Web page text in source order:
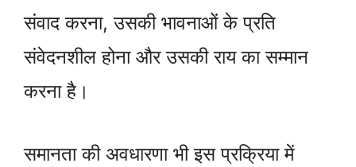
संवाद करना, उसकी भावनाओं के प्रति
संवेदनशील होना और उसकी राय का सम्मान
करना है।
समानता की अवधारणा भी इस प्रक्रिया में